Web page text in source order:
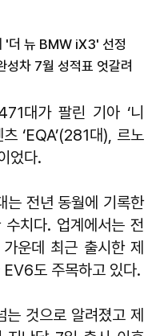
'더 뉴 BMW iX3' 선정
차 7월 성적표 엇갈려
대가 팔린 기아 ‘니
‘EQA’(281대), 르노
었다.
전년 동월에 기록한
치다. 업계에서는 전
운데 최근 출시한 제
도 주목하고 있다.
것으로 알려졌고 제